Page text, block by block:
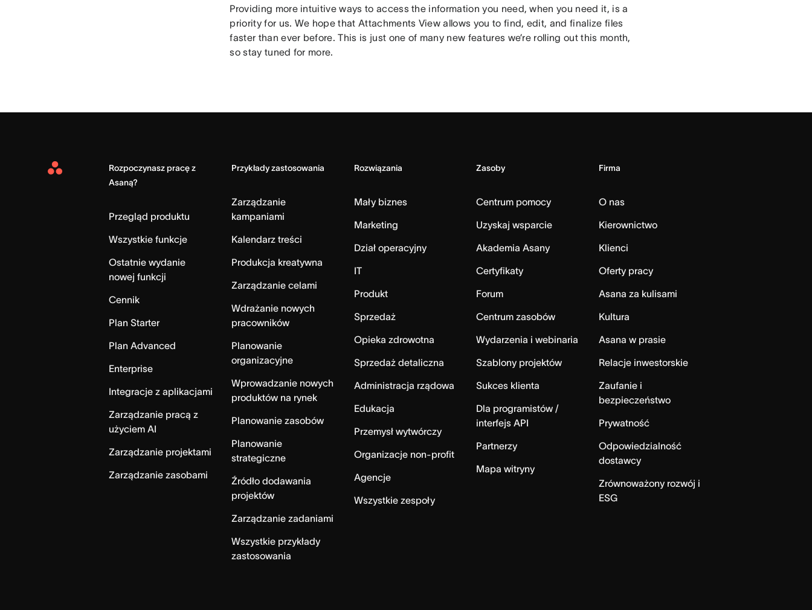
Providing more intuitive ways to access the information you need, when you need it, is a
priority for us. We hope that Attachments View allows you to find, edit, and finalize files
faster than ever before. This is just one of many new features we’re rolling out this month,
so stay tuned for more.
Asana
Rozpoczynasz pracę z
Asaną?
Przegląd produktu
Wszystkie funkcje
Ostatnie wydanie
nowej funkcji
Cennik
Plan Starter
Plan Advanced
Enterprise
Integracje z aplikacjami
Zarządzanie pracą z
użyciem AI
Zarządzanie projektami
Zarządzanie zasobami
Przykłady zastosowania
Zarządzanie
kampaniami
Kalendarz treści
Produkcja kreatywna
Zarządzanie celami
Wdrażanie nowych
pracowników
Planowanie
organizacyjne
Wprowadzanie nowych
produktów na rynek
Planowanie zasobów
Planowanie
strategiczne
Źródło dodawania
projektów
Zarządzanie zadaniami
Wszystkie przykłady
zastosowania
Rozwiązania
Mały biznes
Marketing
Dział operacyjny
IT
Produkt
Sprzedaż
Opieka zdrowotna
Sprzedaż detaliczna
Administracja rządowa
Edukacja
Przemysł wytwórczy
Organizacje non-profit
Agencje
Wszystkie zespoły
Zasoby
Centrum pomocy
Uzyskaj wsparcie
Akademia Asany
Certyfikaty
Forum
Centrum zasobów
Wydarzenia i webinaria
Szablony projektów
Sukces klienta
Dla programistów /
interfejs API
Partnerzy
Mapa witryny
Firma
O nas
Kierownictwo
Klienci
Oferty pracy
Asana za kulisami
Kultura
Asana w prasie
Relacje inwestorskie
Zaufanie i
bezpieczeństwo
Prywatność
Odpowiedzialność
dostawcy
Zrównoważony rozwój i
ESG